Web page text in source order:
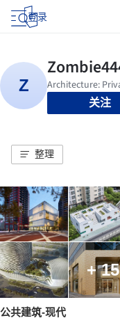
登录
关注
整理
+ 15
公共建筑-现代